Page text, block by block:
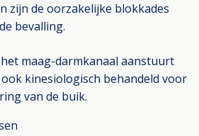
zijn de oorzakelijke blokkades
bevalling.
maag-darmkanaal aanstuurt
kinesiologisch behandeld voor
van de buik.